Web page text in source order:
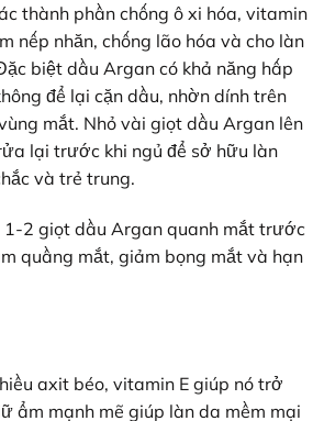
thành phần chống ô xi hóa, vitamin
nếp nhăn, chống lão hóa và cho làn
biệt dầu Argan có khả năng hấp
để lại cặn dầu, nhờn dính trên
mắt. Nhỏ vài giọt dầu Argan lên
lại trước khi ngủ để sở hữu làn
và trẻ trung.
1-2 giọt dầu Argan quanh mắt trước
quầng mắt, giảm bọng mắt và hạn
axit béo, vitamin E giúp nó trở
ẩm mạnh mẽ giúp làn da mềm mại